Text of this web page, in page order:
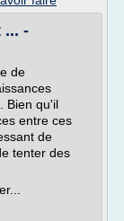
... -
de
Bien qu'il
entre ces
de
tenter des